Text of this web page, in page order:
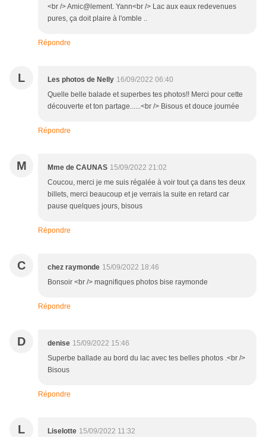
<br /> Amic@lement. Yann<br /> Lac aux eaux redevenues
pures, ça doit plaire à l'omble ..
Répondre
L Les photos de Nelly 16/09/2022 06:40
Quelle belle balade et superbes tes photos!! Merci pour cette
découverte et ton partage......<br /> Bisous et douce journée
Répondre
M Mme de CAUNAS 15/09/2022 21:02
Coucou, merci je me suis régalée à voir tout ça dans tes deux
billets, merci beaucoup et je verrais la suite en retard car
pause quelques jours, bisous
Répondre
C chez raymonde 15/09/2022 18:46
Bonsoir <br /> magnifiques photos bise raymonde
Répondre
D denise 15/09/2022 15:46
Superbe ballade au bord du lac avec tes belles photos .<br />
Bisous
Répondre
L Liselotte 15/09/2022 11:32